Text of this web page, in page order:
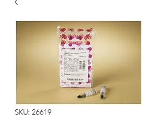
SKU: 26619